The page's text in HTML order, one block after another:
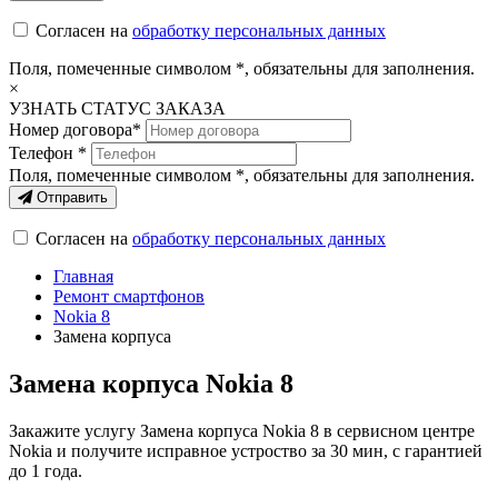
Согласен на обработку персональных данных
Поля, помеченные символом *, обязательны для заполнения.
×
УЗНАТЬ СТАТУС ЗАКАЗА
Номер договора*
Телефон *
Поля, помеченные символом *, обязательны для заполнения.
Отправить
Согласен на обработку персональных данных
Главная
Ремонт смартфонов
Nokia 8
Замена корпуса
Замена корпуса Nokia 8
Закажите услугу Замена корпуса Nokia 8 в сервисном центре
Nokia и получите исправное устроство за 30 мин, с гарантией
до 1 года.